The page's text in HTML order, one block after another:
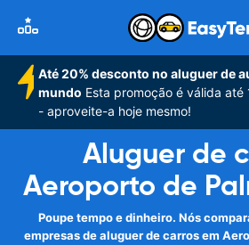
Até 20% desconto no aluguer de
mundo Esta promoção é válida
- aproveite-a hoje mesmo!
Aluguer de
Aeroporto de
Poupe tempo e dinheiro. Nós
empresas de aluguer de carros em